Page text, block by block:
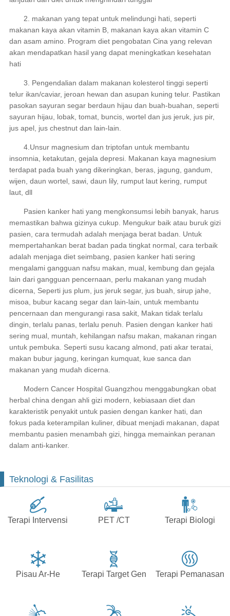
2. makanan yang tepat untuk melindungi hati, seperti
makanan kaya akan vitamin B, makanan kaya akan vitamin C
dan asam amino. Program diet pengobatan Cina yang relevan
akan mendapatkan hasil yang dapat meningkatkan kesehatan
hati
3. Pengendalian dalam makanan kolesterol tinggi seperti
telur ikan/caviar, jeroan hewan dan asupan kuning telur. Pastikan
pasokan sayuran segar berdaun hijau dan buah-buahan, seperti
sayuran hijau, lobak, tomat, buncis, wortel dan jus jeruk, jus pir,
jus apel, jus chestnut dan lain-lain.
4.Unsur magnesium dan triptofan untuk membantu
insomnia, ketakutan, gejala depresi. Makanan kaya magnesium
terdapat pada buah yang dikeringkan, beras, jagung, gandum,
wijen, daun wortel, sawi, daun lily, rumput laut kering, rumput
laut, dll
Pasien kanker hati yang mengkonsumsi lebih banyak, harus
memastikan bahwa gizinya cukup. Mengukur baik atau buruk gizi
pasien, cara termudah adalah menjaga berat badan. Untuk
mempertahankan berat badan pada tingkat normal, cara terbaik
adalah menjaga diet seimbang, pasien kanker hati sering
mengalami gangguan nafsu makan, mual, kembung dan gejala
lain dari gangguan pencernaan, perlu makanan yang mudah
dicerna, Seperti jus plum, jus jeruk segar, jus buah, sirup jahe,
misoa, bubur kacang segar dan lain-lain, untuk membantu
pencernaan dan mengurangi rasa sakit, Makan tidak terlalu
dingin, terlalu panas, terlalu penuh. Pasien dengan kanker hati
sering mual, muntah, kehilangan nafsu makan, makanan ringan
untuk pembuka. Seperti susu kacang almond, pati akar teratai,
makan bubur jagung, keringan kumquat, kue sanca dan
makanan yang mudah dicerna.
Modern Cancer Hospital Guangzhou menggabungkan obat
herbal china dengan ahli gizi modern, kebiasaan diet dan
karakteristik penyakit untuk pasien dengan kanker hati, dan
fokus pada keterampilan kuliner, dibuat menjadi makanan, dapat
membantu pasien menambah gizi, hingga memainkan peranan
dalam anti-kanker.
Teknologi & Fasilitas
Terapi Intervensi PET /CT Terapi Biologi
Pisau Ar-He Terapi Target Gen Terapi Pemanasan